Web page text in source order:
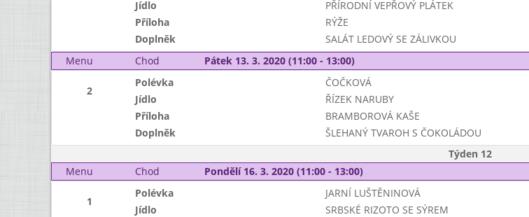
Jídlo
PŘÍRODNÍ VEPŘOVÝ PLÁTEK
Příloha
RÝŽE
Doplněk
SALÁT LEDOVÝ SE ZÁLIVKOU
Menu
Chod Pátek 13. 3. 2020 (11:00 - 13:00)
2
Polévka ČOČKOVÁ
Jídlo
ŘÍZEK NARUBY
Příloha
BRAMBOROVÁ KAŠE
Doplněk
ŠLEHANÝ TVAROH S ČOKOLÁDOU
Týden 12
Menu
Chod Pondělí 16. 3. 2020 (11:00 - 13:00)
1
Polévka JARNÍ LUŠTĚNINOVÁ
Jídlo
SRBSKÉ RIZOTO SE SÝREM